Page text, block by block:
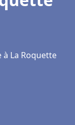
La Roquette